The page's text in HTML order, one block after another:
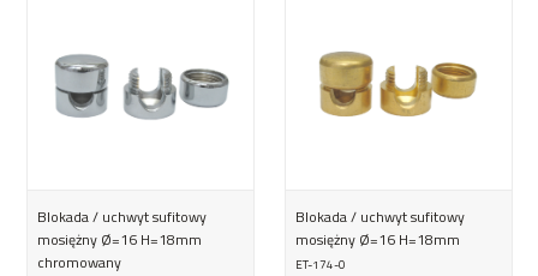
Blokada / uchwyt sufitowy
mosiężny Ø=16 H=18mm
chromowany
Blokada / uchwyt sufitowy
mosiężny Ø=16 H=18mm
ET-174-0